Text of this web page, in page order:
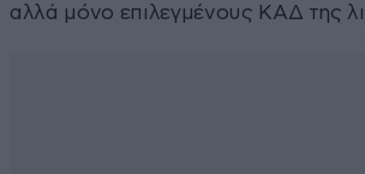
αλλά μόνο επιλεγμένους ΚΑΔ της